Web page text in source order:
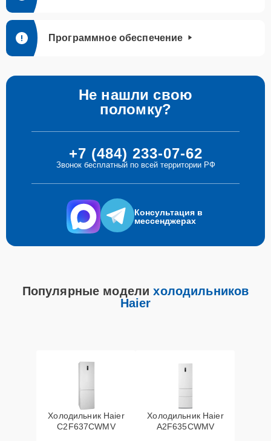
Программное обеспечение
Не нашли свою
поломку?
+7 (484) 233-07-62
Звонок бесплатный по всей территории РФ
Консультация в
мессенджерах
Популярные моделихолодильников
Haier
Холодильник Haier
C2F637CWMV
Холодильник Haier
A2F635CWMV